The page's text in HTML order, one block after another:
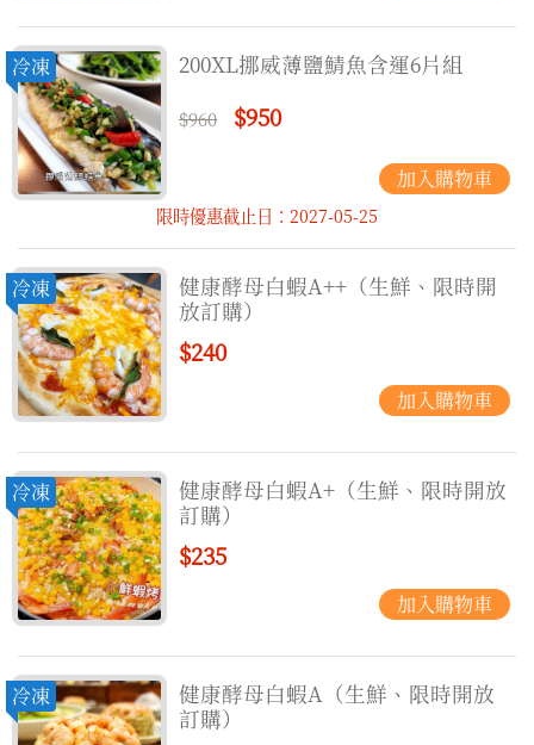
冷凍 200XL挪威薄鹽鯖魚含運6片組
$960 $950
限時優惠截止日：2027-05-25
冷凍
健康酵母白蝦A++（生鮮、限時開
放訂購）
$240
冷凍
健康酵母白蝦A+（生鮮、限時開放
訂購）
$235
冷凍
健康酵母白蝦A（生鮮、限時開放
訂購）